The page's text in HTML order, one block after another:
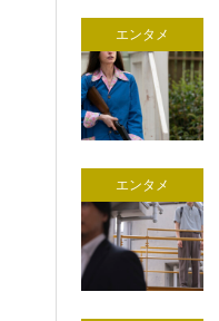
エンタメ
エンタメ